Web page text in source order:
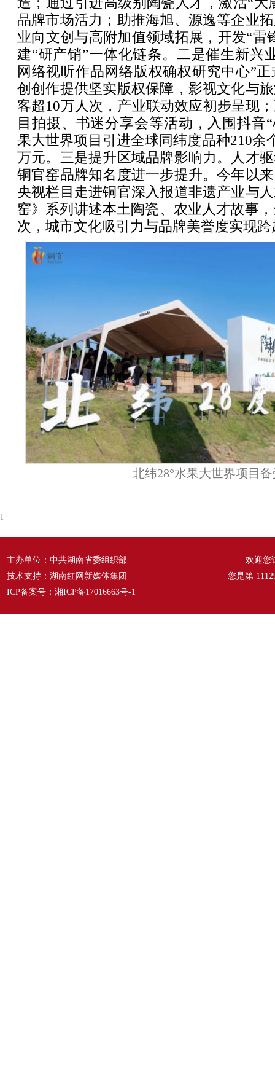
品牌市场活力；助推海旭、源逸等企业
业向文创与高附加值领域拓展，开发“雷
建“研产销”一体化链条。二是催生新兴
网络视听作品网络版权确权研究中心”
创创作提供坚实版权保障，影视文化与
客超10万人次，产业联动效应初步呈现
目拍摄、书迷分享会等活动，入围抖音
果大世界项目引进全球同纬度品种210余
万元。三是提升区域品牌影响力。人才
铜官窑品牌知名度进一步提升。今年以
央视栏目走进铜官深入报道非遗产业与
窑》系列讲述本土陶瓷、农业人才故事
次，城市文化吸引力与品牌美誉度实现
北纬28°水果大世界项目
1
主办单位：中共湖南省委组织部
技术支持：湖南红网新媒体集团
ICP备案号： 湘ICP备17016663号-1
欢迎您
您是第